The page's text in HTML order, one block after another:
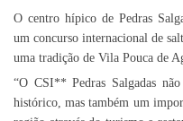
O centro hípico de Pedras
um concurso internacional de
uma tradição de Vila Pouca de
“O CSI** Pedras Salgadas
histórico, mas também um